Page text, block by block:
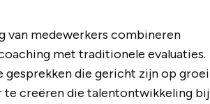
van medewerkers combineren
met traditionele evaluaties.
die gericht zijn op groei
te creëren die talentontwikkeling bij